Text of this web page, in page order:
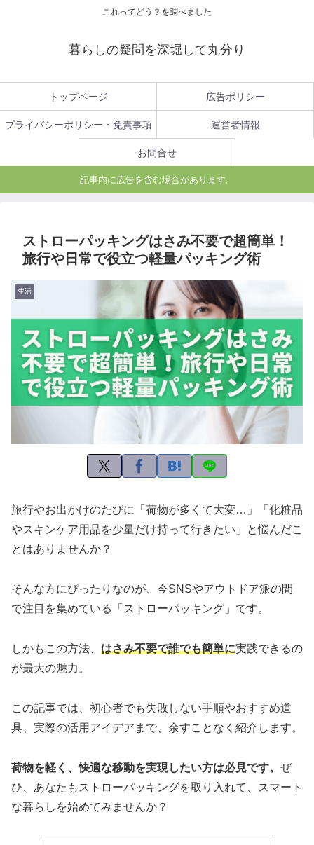
これってどう？を調べました
暮らしの疑問を深堀して丸分り
トップページ 広告ポリシー
プライバシーポリシー・免責事項 運営者情報
お問合せ
記事内に広告を含む場合があります。
ストローパッキングはさみ不要で超簡単！
旅行や日常で役立つ軽量パッキング術
生活
旅行やお出かけのたびに「荷物が多くて大変…」「化粧品
やスキンケア用品を少量だけ持って行きたい」と悩んだこ
とはありませんか？
そんな方にぴったりなのが、今SNSやアウトドア派の間
で注目を集めている「ストローパッキング」です。
しかもこの方法、 はさみ不要で誰でも簡単に実践できるの
が最大の魅力。
この記事では、初心者でも失敗しない手順やおすすめ道
具、実際の活用アイデアまで、余すことなく紹介します。
荷物を軽く、快適な移動を実現したい方は必見です。 ぜ
ひ、あなたもストローパッキングを取り入れて、スマート
な暮らしを始めてみませんか？